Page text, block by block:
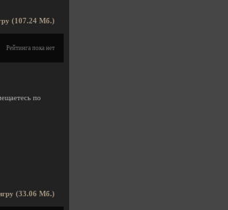
(107.24 Мб.)
Рейтинга пока нет
по
(33.06 Мб.)